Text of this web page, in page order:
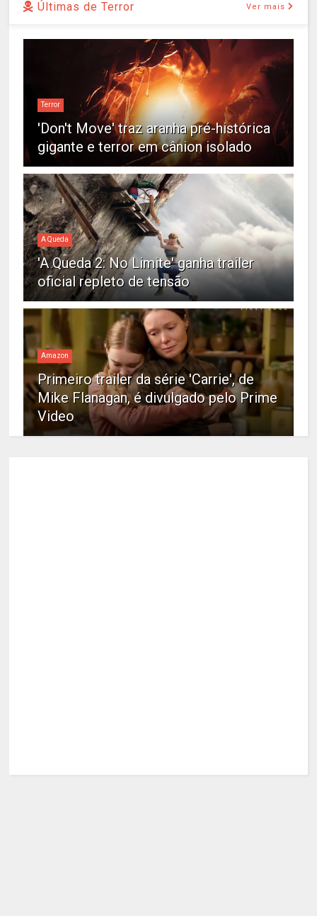
Últimas de Terror Ver mais
Terror
'Don't Move' traz aranha pré-histórica
gigante e terror em cânion isolado
A Queda
'A Queda 2: No Limite' ganha trailer
oficial repleto de tensão
Amazon
Primeiro trailer da série 'Carrie', de
Mike Flanagan, é divulgado pelo Prime
Video